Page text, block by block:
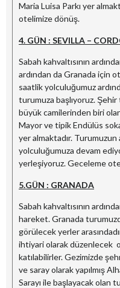
Maria Luisa Parkı yer
otelimize dönüş.
4. GÜN : SEVILLA –
Sabah kahvaltısının
ardından da Granada için
saatlik yolculuğumuz
turumuza başlıyoruz. Şehir
büyük camilerinden biri
Mayor ve tipik Endülüs
yer almaktadır. Turumuzun
yolculuğumuza devam
yerleşiyoruz. Geceleme
5.GÜN : GRANADA
Sabah kahvaltısının
hareket. Granada
görülecek yerler
ihtiyari olarak düzenlecek
katılabilirler. Gezimizde
ve saray olarak yapılmış
Sarayı ile başlayacak olan